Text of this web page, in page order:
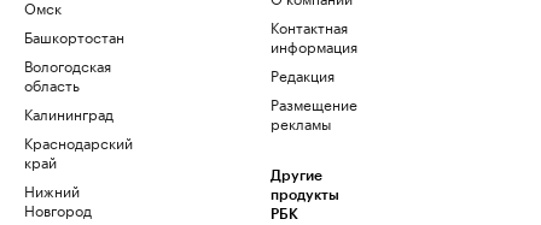
Омск
Башкортостан
Вологодская
область
Калининград
Краснодарский
край
Нижний
Новгород
Контактная
информация
Редакция
Размещение
рекламы
Другие
продукты
РБК